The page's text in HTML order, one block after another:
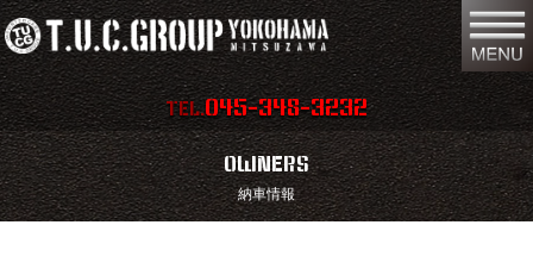
TEL.045-348-3232
在庫車両情報 店舗情報
保証内容 地図
OWNERS
納車情報